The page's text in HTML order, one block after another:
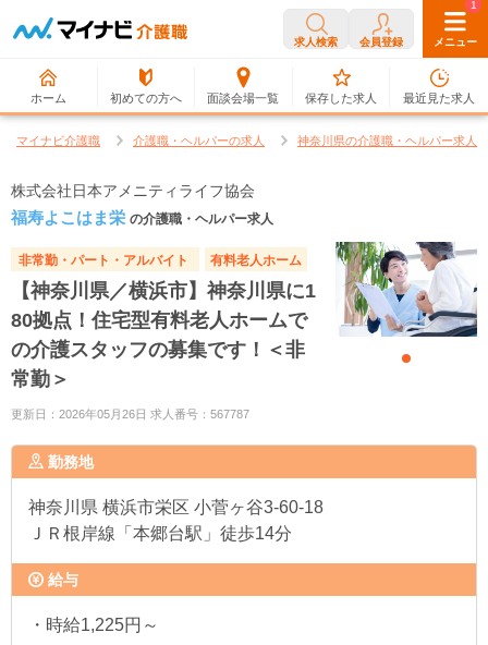
求人検索 会員登録 メニュー
ホーム 初めての方へ 面談会場一覧
0
保存した求人
1
最近見た求人
マイナビ介護職 介護職・ヘルパーの求人 神奈川県の介護職・ヘルパー求人
株式会社日本アメニティライフ協会
福寿よこはま栄 の介護職・ヘルパー求人
非常勤・パート・アルバイト 有料老人ホーム
【神奈川県／横浜市】神奈川県に1
80拠点！住宅型有料老人ホームで
の介護スタッフの募集です！＜非
常勤＞
更新日：2026年05月26日 求人番号：567787
勤務地
神奈川県 横浜市栄区 小菅ヶ谷3-60-18
ＪＲ根岸線「本郷台駅」徒歩14分
給与
・時給1,225円～